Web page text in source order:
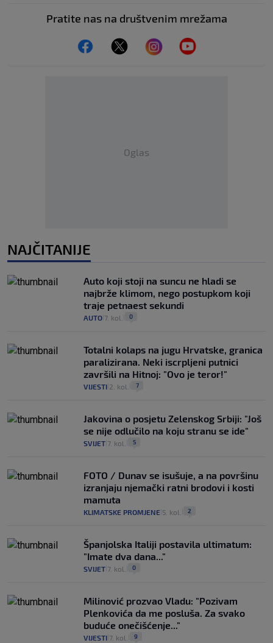
Pratite nas na društvenim mrežama
Oglas
NAJČITANIJE
Auto koji stoji na suncu ne hladi se
najbrže klimom, nego postupkom koji
traje petnaest sekundi
AUTO 7. kol. 0
Totalni kolaps na jugu Hrvatske, granica
paralizirana. Neki iscrpljeni putnici
završili na Hitnoj: "Ovo je teror!"
VIJESTI 2. kol. 7
Jakovina o posjetu Zelenskog Srbiji: "Još
se nije odlučilo na koju stranu se ide"
SVIJET 7. kol. 5
FOTO / Dunav se isušuje, a na površinu
izranjaju njemački ratni brodovi i kosti
mamuta
KLIMATSKE PROMJENE 5. kol. 2
Španjolska Italiji postavila ultimatum:
"Imate dva dana..."
SVIJET 7. kol. 0
Milinović prozvao Vladu: "Pozivam
Plenkovića da me posluša. Za svako
buduće onečišćenje..."
VIJESTI 7. kol. 9